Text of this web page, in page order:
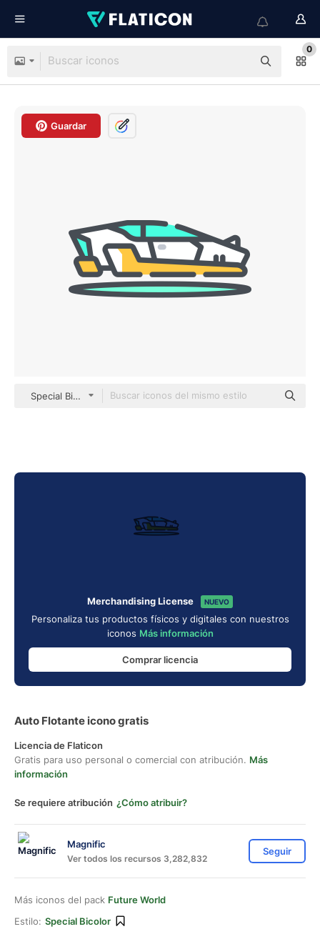
0
Guardar
Special Bicolor
Merchandising License NUEVO
Personaliza tus productos físicos y digitales con nuestros
iconos Más información
Comprar licencia
Auto Flotante icono gratis
Licencia de Flaticon
Gratis para uso personal o comercial con atribución. Más
información
Se requiere atribución ¿Cómo atribuir?
Magnific
Ver todos los recursos 3,282,832
Seguir
Más iconos del pack Future World
Estilo: Special Bicolor